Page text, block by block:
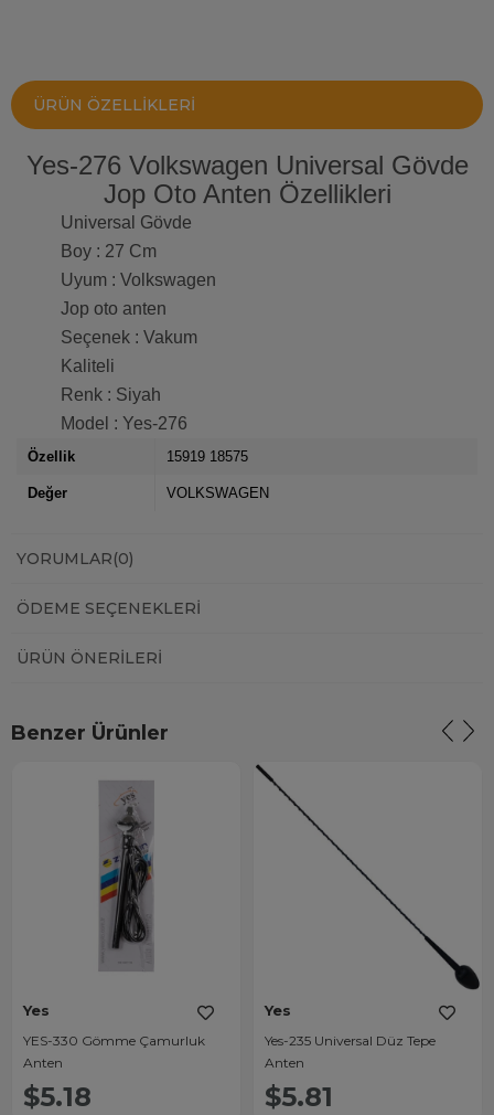
ÜRÜN ÖZELLIKLERI
Yes-276 Volkswagen Universal Gövde
Jop Oto Anten Özellikleri
Universal Gövde
Boy : 27 Cm
Uyum : Volkswagen
Jop oto anten
Seçenek : Vakum
Kaliteli
Renk : Siyah
Model : Yes-276
Özellik 15919 18575
Değer VOLKSWAGEN
YORUMLAR(0)
ÖDEME SEÇENEKLERI
ÜRÜN ÖNERILERI
Benzer Ürünler
Yes
YES-330 Gömme Çamurluk
Anten
$5.18
Yes
Yes-235 Universal Düz Tepe
Anten
$5.81